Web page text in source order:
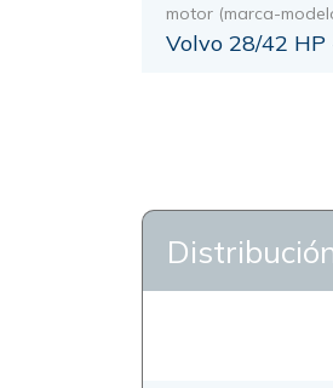
motor (marca-
Volvo 28/42